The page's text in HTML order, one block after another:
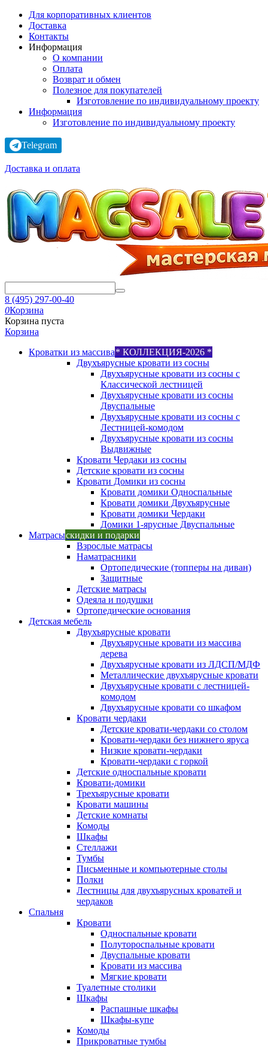
Для корпоративных клиентов
Доставка
Контакты
Информация
О компании
Оплата
Возврат и обмен
Полезное для покупателей
Изготовление по индивидуальному проекту
Информация
Изготовление по индивидуальному проекту
Telegram
Доставка и оплата
8 (495) 297-00-40
0Корзина
Корзина пуста
Корзина
Кроватки из массива* КОЛЛЕКЦИЯ-2026 *
Двухъярусные кровати из сосны
Двухъярусные кровати из сосны с
Классической лестницей
Двухъярусные кровати из сосны
Двуспальные
Двухъярусные кровати из сосны с
Лестницей-комодом
Двухъярусные кровати из сосны
Выдвижные
Кровати Чердаки из сосны
Детские кровати из сосны
Кровати Домики из сосны
Кровати домики Односпальные
Кровати домики Двухъярусные
Кровати домики Чердаки
Домики 1-ярусные Двуспальные
Матрасыскидки и подарки
Взрослые матрасы
Наматрасники
Ортопедические (топперы на диван)
Защитные
Детские матрасы
Одеяла и подушки
Ортопедические основания
Детская мебель
Двухъярусные кровати
Двухъярусные кровати из массива
дерева
Двухъярусные кровати из ЛДСП/МДФ
Металлические двухъярусные кровати
Двухъярусные кровати с лестницей-
комодом
Двухъярусные кровати со шкафом
Кровати чердаки
Детские кровати-чердаки со столом
Кровати-чердаки без нижнего яруса
Низкие кровати-чердаки
Кровати-чердаки с горкой
Детские односпальные кровати
Кровати-домики
Трехъярусные кровати
Кровати машины
Детские комнаты
Комоды
Шкафы
Стеллажи
Тумбы
Письменные и компьютерные столы
Полки
Лестницы для двухъярусных кроватей и
чердаков
Спальня
Кровати
Односпальные кровати
Полутороспальные кровати
Двуспальные кровати
Кровати из массива
Мягкие кровати
Туалетные столики
Шкафы
Распашные шкафы
Шкафы-купе
Комоды
Прикроватные тумбы